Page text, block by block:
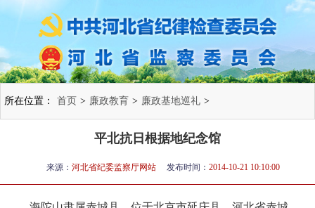
所在位置： 首页 > 廉政教育 > 廉政基地巡礼 >
平北抗日根据地纪念馆
来源： 河北省纪委监察厅网站 发布时间： 2014-10-21 10:10:00